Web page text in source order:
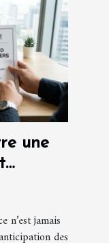
une
n’est jamais
des